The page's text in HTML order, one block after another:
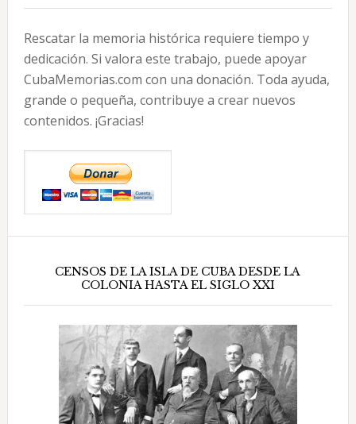
Rescatar la memoria histórica requiere tiempo y
dedicación. Si valora este trabajo, puede apoyar
CubaMemorias.com con una donación. Toda ayuda,
grande o pequeña, contribuye a crear nuevos
contenidos. ¡Gracias!
CENSOS DE LA ISLA DE CUBA DESDE LA
COLONIA HASTA EL SIGLO XXI